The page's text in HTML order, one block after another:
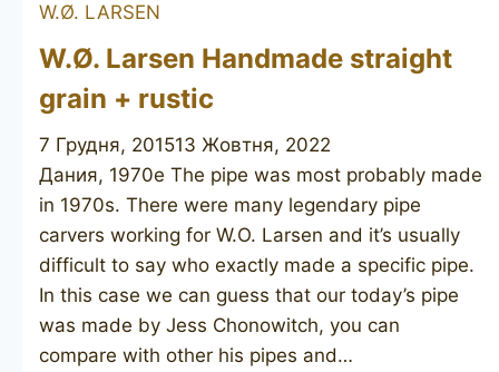
W.Ø. LARSEN
W.Ø. Larsen Handmade straight
grain + rustic
7 Грудня, 201513 Жовтня, 2022
Дания, 1970е The pipe was most probably made
in 1970s. There were many legendary pipe
carvers working for W.O. Larsen and it’s usually
difficult to say who exactly made a specific pipe.
In this case we can guess that our today’s pipe
was made by Jess Chonowitch, you can
compare with other his pipes and…